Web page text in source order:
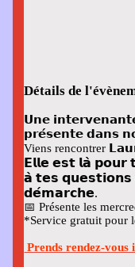
Détails de
𝗨𝗻𝗲
𝗽𝗿𝗲́𝘀𝗲𝗻𝘁𝗲 𝗱𝗮𝗻𝘀
Viens rencontrer
𝗘𝗹𝗹𝗲 𝗲𝘀𝘁 𝗹𝗮̀
𝗮̀ 𝘁𝗲𝘀 𝗾𝘂𝗲𝘀𝘁𝗶𝗼𝗻𝘀
𝗱𝗲́𝗺𝗮𝗿𝗰𝗵𝗲.
📅 Présente les
*Service gratuit pour
Prends rendez-vous